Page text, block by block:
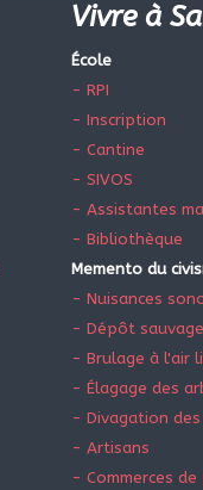
Vivre à
École
- RPI
- Inscription
- Cantine
- SIVOS
- Assistantes
- Bibliothèque
Memento du
- Nuisances
- Dépôt sauvage
- Brulage à l'air
- Élagage des
- Divagation des
- Artisans
- Commerces